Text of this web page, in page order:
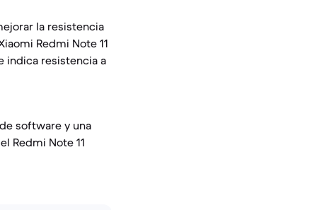
la resistencia
Redmi Note 11
indica resistencia a
software y una
Redmi Note 11